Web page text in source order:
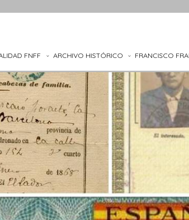
FNFF ARCHIVO HISTÓRICO FRANCISCO